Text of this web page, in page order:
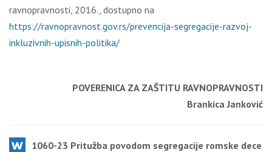
ravnopravnosti, 2016., dostupno na
https://ravnopravnost.gov.rs/prevencija-segregacije-razvoj-
inkluzivnih-upisnih-politika/
POVERENICA ZA ZAŠTITU RAVNOPRAVNOSTI
Brankica Janković
1060-23 Pritužba povodom segregacije romske dece